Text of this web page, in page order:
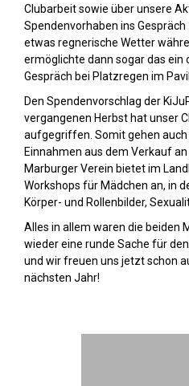
Clubarbeit sowie über unsere
Spendenvorhaben ins
etwas regnerische Wetter
ermöglichte dann sogar das ein
Gespräch bei Platzregen im
Den Spendenvorschlag der
vergangenen Herbst hat unser
aufgegriffen. Somit gehen
Einnahmen aus dem Verkauf
Marburger Verein bietet im
Workshops für Mädchen an, in
Körper- und Rollenbilder,
Alles in allem waren die beiden
wieder eine runde Sache für
und wir freuen uns jetzt schon
nächsten Jahr!